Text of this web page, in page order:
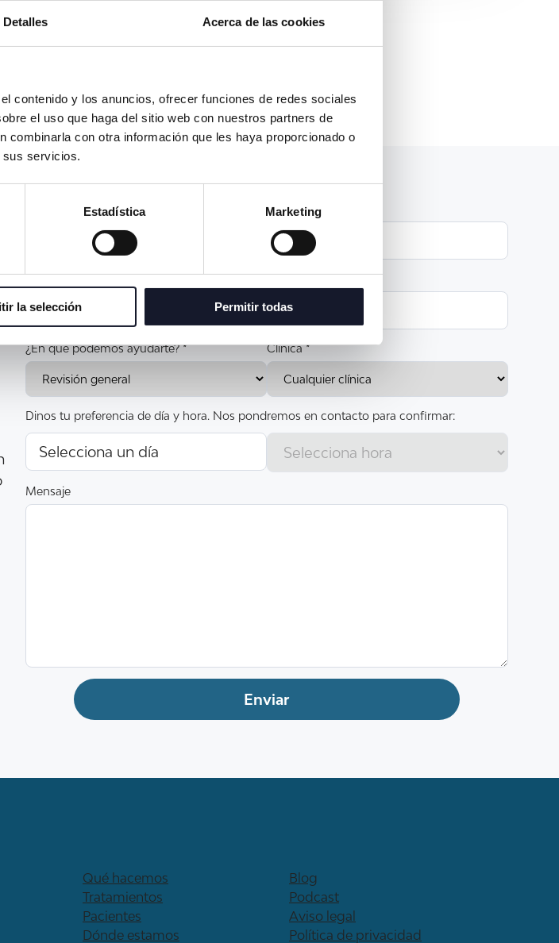
Detalles Acerca de las cookies
contenido y los anuncios, ofrecer funciones de redes sociales
el uso que haga del sitio web con nuestros partners de
con otra información que les haya proporcionado o
sus servicios.
Estadística Marketing
la selección Permitir todas
Teléfono *
Email *
¿En qué podemos ayudarte? * Clínica *
Dinos tu preferencia de día y hora. Nos pondremos en contacto para confirmar:
Mensaje
Qué hacemos
Tratamientos
Pacientes
Dónde estamos
Blog
Podcast
Aviso legal
Política de privacidad